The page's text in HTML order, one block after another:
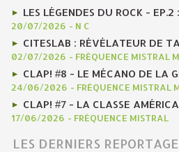
LES LÉGENDES DU ROCK - EP.2
20/07/2026 - N C
CITESLAB : RÉVÉLATEUR DE
02/07/2026 - FRÉQUENCE MISTRAL
CLAP! #8 - LE MÉCANO DE LA
24/06/2026 - FRÉQUENCE MISTRAL
CLAP! #7 - LA CLASSE
17/06/2026 - FRÉQUENCE MISTRAL
LES DERNIERS